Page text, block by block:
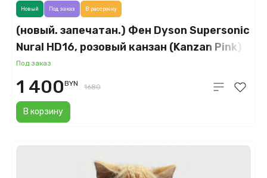
(новый. запечатан.) Фен Dyson Supersonic
Nural HD16, розовый канзан (Kanzan Pink)
Под заказ
В корзину
Новый Под заказ В рассрочку
1 400BYN 1680